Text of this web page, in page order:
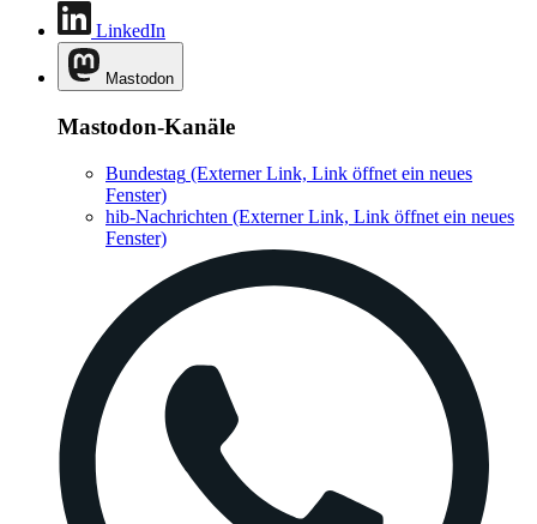
LinkedIn
Mastodon
Mastodon-Kanäle
Bundestag (Externer Link, Link öffnet ein neues
Fenster)
hib-Nachrichten (Externer Link, Link öffnet ein neues
Fenster)